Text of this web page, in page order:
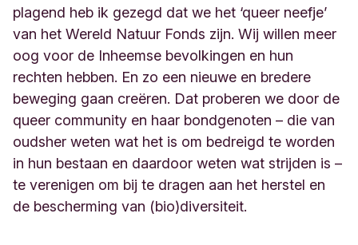
plagend heb ik gezegd dat we het ‘queer neefje’
van het Wereld Natuur Fonds zijn. Wij willen meer
oog voor de Inheemse bevolkingen en hun
rechten hebben. En zo een nieuwe en bredere
beweging gaan creëren. Dat proberen we door de
queer community en haar bondgenoten – die van
oudsher weten wat het is om bedreigd te worden
in hun bestaan en daardoor weten wat strijden is –
te verenigen om bij te dragen aan het herstel en
de bescherming van (bio)diversiteit.